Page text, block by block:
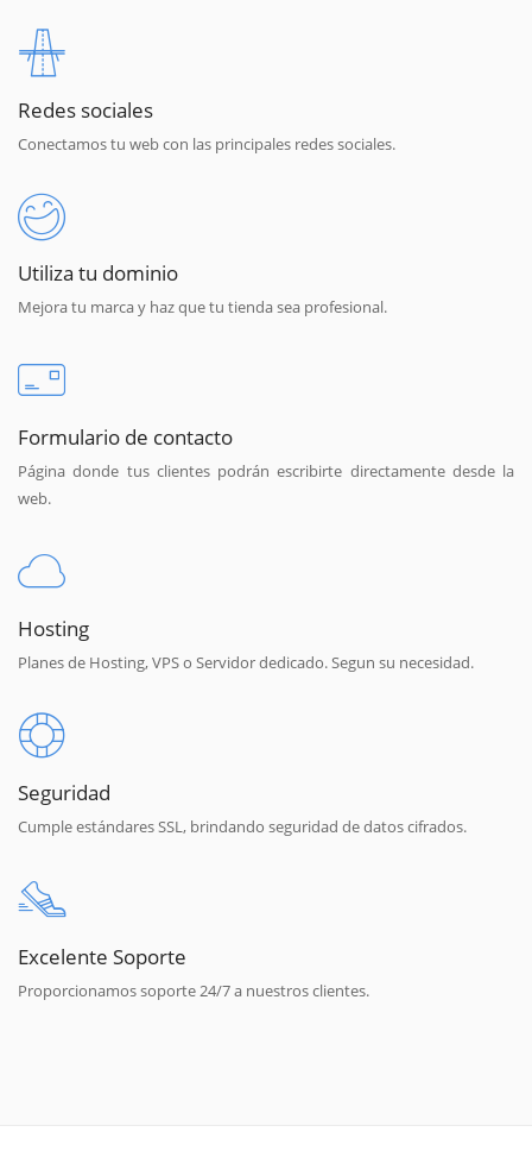
Redes sociales
Conectamos tu web con las principales redes sociales.
Utiliza tu dominio
Mejora tu marca y haz que tu tienda sea profesional.
Formulario de contacto
Página donde tus clientes podrán escribirte directamente desde la
web.
Hosting
Planes de Hosting, VPS o Servidor dedicado. Segun su necesidad.
Seguridad
Cumple estándares SSL, brindando seguridad de datos cifrados.
Excelente Soporte
Proporcionamos soporte 24/7 a nuestros clientes.